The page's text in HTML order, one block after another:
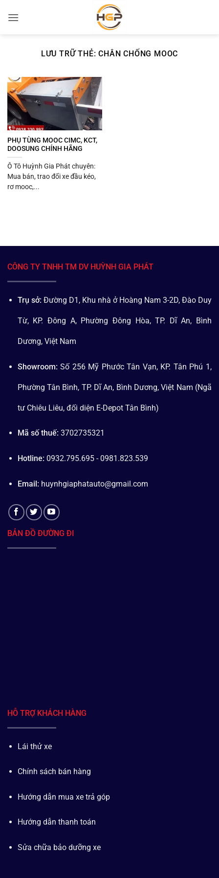
qua
LƯU TRỮ THẺ:CHÂN CHỐNG MOOC
PHỤ TÙNG MOOC CIMC, KCT,
DOOSUNG CHÍNH HÃNG
Ô Tô Huỳnh Gia Phát chuyên:
Mua bán, trao đổi xe đầu kéo,
rơ mooc,...
CÔNG TY TNHH TM DV HUỲNH GIA PHÁT
Trụ sở: Đường D1, Khu nhà ở Hoàng Nam 3-2D, Đào Duy
Từ, KP. Đông A, Phường Đông Hòa, TP. Dĩ An, Bình
Dương, Việt Nam
Showroom: Số 256 Mỹ Phước Tân Vạn, KP. Tân Phú 1,
Phường Tân Bình, TP. Dĩ An, Bình Dương, Việt Nam (Ngã
tư Chiêu Liêu, đối diện E-Depot Tân Bình)
Mã số thuế: 3702735321
Hotline: 0932.795.695 - 0981.823.539
Email: huynhgiaphatauto@gmail.com
BẢN ĐỒ ĐƯỜNG ĐI
HỖ TRỢ KHÁCH HÀNG
Lái thử xe
Chính sách bán hàng
Hướng dẫn mua xe trả góp
Hướng dẫn thanh toán
Sửa chữa bảo dưỡng xe